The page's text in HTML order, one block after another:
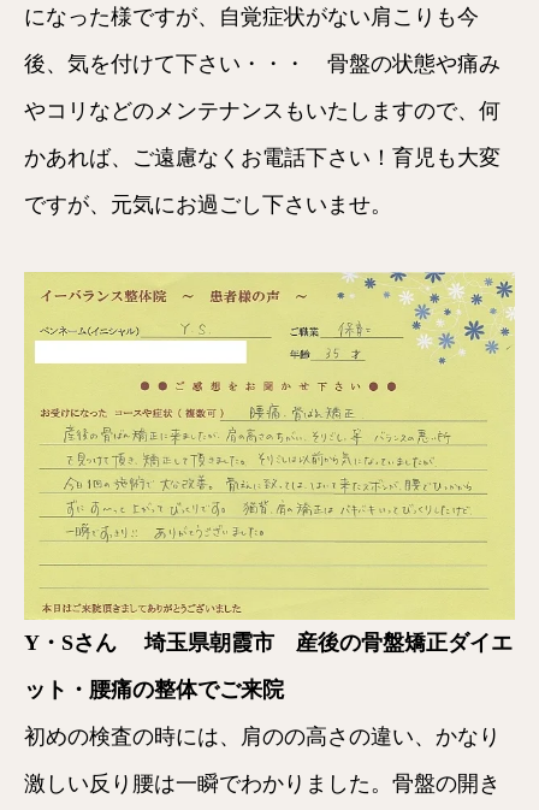
になった様ですが、自覚症状がない肩こりも今
後、気を付けて下さい・・・ 骨盤の状態や痛み
やコリなどのメンテナンスもいたしますので、何
かあれば、ご遠慮なくお電話下さい！育児も大変
ですが、元気にお過ごし下さいませ。
Y・Sさん
埼玉県朝霞市 産後の骨盤矯正ダイエ
ット・腰痛の整体でご来院
初めの検査の時には、肩のの高さの違い、かなり
激しい反り腰は一瞬でわかりました。骨盤の開き